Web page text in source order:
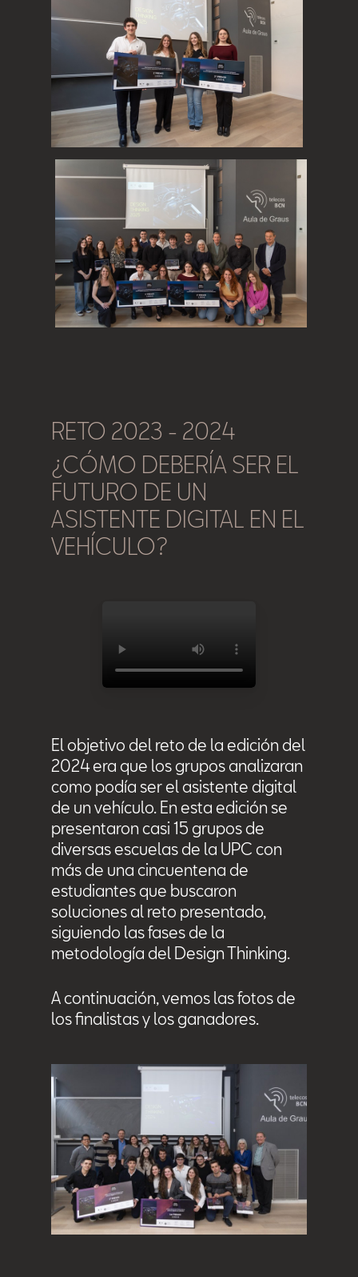
RETO 2023 - 2024
¿CÓMO DEBERÍA SER EL
FUTURO DE UN
ASISTENTE DIGITAL EN EL
VEHÍCULO?
El objetivo del reto de la edición del
2024 era que los grupos analizaran
como podía ser el asistente digital
de un vehículo. En esta edición se
presentaron casi 15 grupos de
diversas escuelas de la UPC con
más de una cincuentena de
estudiantes que buscaron
soluciones al reto presentado,
siguiendo las fases de la
metodología del Design Thinking.
A continuación, vemos las fotos de
los finalistas y los ganadores.